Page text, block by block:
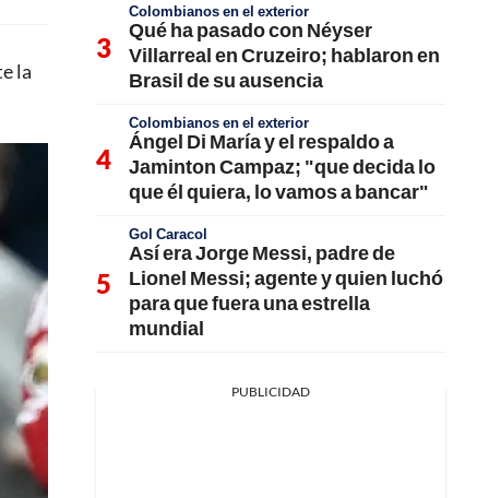
la
Colombianos en el exterior
Qué ha pasado con Néyser
Villarreal en Cruzeiro; hablaron en
Brasil de su ausencia
Colombianos en el exterior
Ángel Di María y el respaldo a
Jaminton Campaz; "que decida lo
que él quiera, lo vamos a bancar"
Gol Caracol
Así era Jorge Messi, padre de
Lionel Messi; agente y quien luchó
para que fuera una estrella
mundial
PUBLICIDAD